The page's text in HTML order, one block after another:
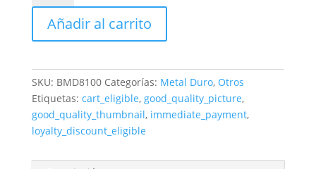
Redondo
Metal
Duro
8
X
100
Mm
Largo
Añadir al carrito
SKU: BMD8100 Categorías: Metal Duro, Otros
Etiquetas: cart_eligible, good_quality_picture,
good_quality_thumbnail, immediate_payment,
loyalty_discount_eligible